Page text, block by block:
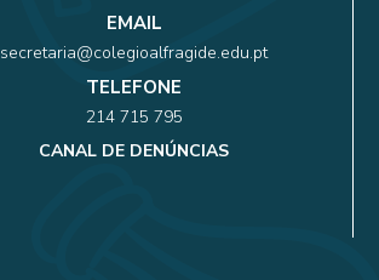
EMAIL
secretaria@colegioalfragide.edu.pt
TELEFONE
214 715 795
CANAL DE DENÚNCIAS